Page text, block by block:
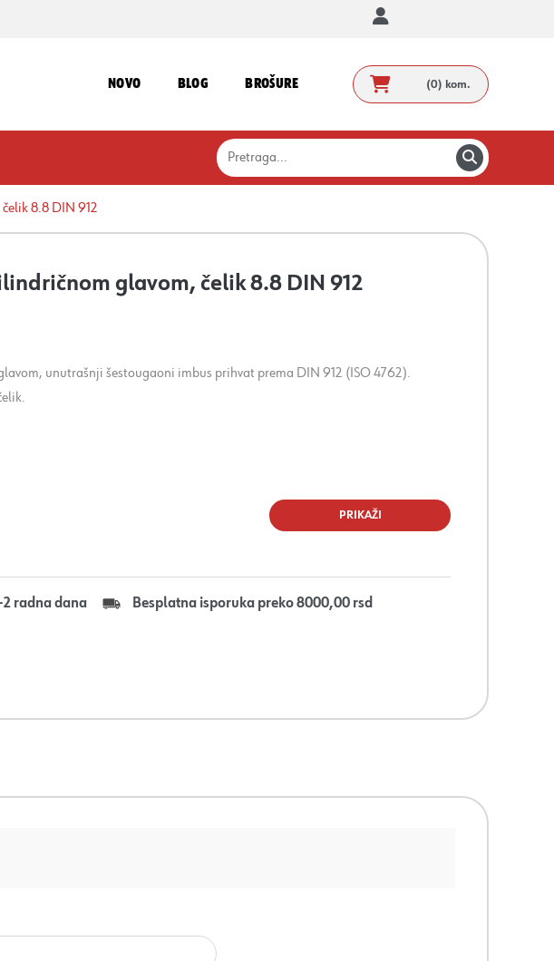
NOVO BLOG BROŠURE (0) kom.
8.8 DIN 912
glavom, čelik 8.8 DIN 912
unutrašnji šestougaoni imbus prihvat prema DIN 912 (ISO 4762).
PRIKAŽI
2 radna dana Besplatna isporuka preko 8000,00 rsd